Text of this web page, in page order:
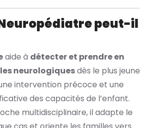
peut-il
aide à détecter et prendre en
neurologiquesdès le plus jeune
intervention précoce et une
des capacités de l’enfant.
multidisciplinaire, il adapte le